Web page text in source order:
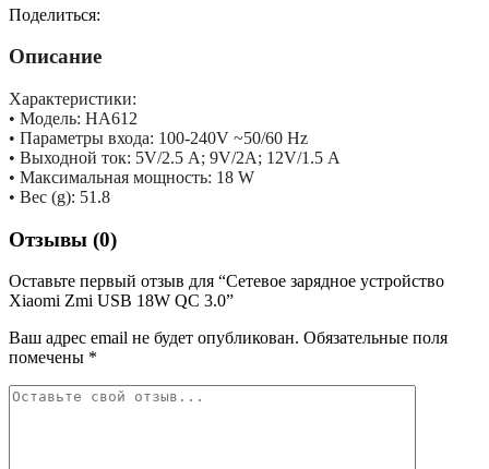
Поделиться:
Описание
Характеристики:
• Модель: HA612
• Параметры входа: 100-240V ~50/60 Hz
• Выходной ток: 5V/2.5 А; 9V/2А; 12V/1.5 А
• Максимальная мощность: 18 W
• Вес (g): 51.8
Отзывы (0)
Оставьте первый отзыв для “Сетевое зарядное устройство
Xiaomi Zmi USB 18W QC 3.0”
Ваш адрес email не будет опубликован. Обязательные поля
помечены *